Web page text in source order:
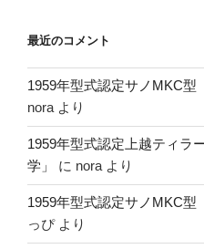
最近のコメント
1959年型式認定サノMKC型
noraより
1959年型式認定上越ティラ
学」
に noraより
1959年型式認定サノMKC型
っぴより